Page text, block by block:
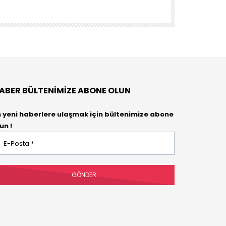
BÜLTENIMIZE ABONE OLUN
yeni haberlere ulaşmak için bültenimize abone
!